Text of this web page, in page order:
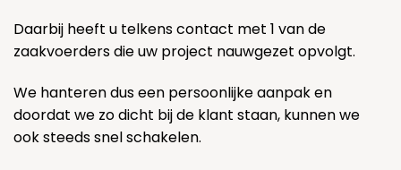
Daarbij heeft u telkens contact met 1 van de
zaakvoerders die uw project nauwgezet opvolgt.
We hanteren dus een persoonlijke aanpak en
doordat we zo dicht bij de klant staan, kunnen we
ook steeds snel schakelen.